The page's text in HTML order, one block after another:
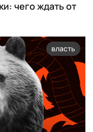
чего ждать от
власть